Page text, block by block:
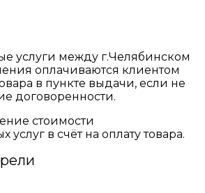
услуги между г.Челябинском
оплачиваются клиентом
в пункте выдачи, если не
договоренности.
стоимости
в счёт на оплату товара.